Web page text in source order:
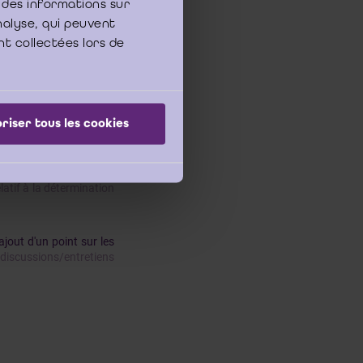
informations sur
qui peuvent
collectées lors de
tous les cookies
d'un point sur les
entretiens